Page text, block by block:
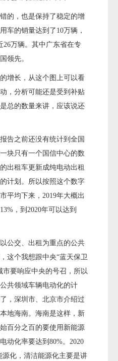
，也是保持了稳定的增
车的销量达到了10万辆，
26万辆。其中广东省在专
领先。
长，从这个图上可以看
，分析可能还是受到补贴
总的数量来讲，应该说还
之前还没有统计到全国
块只有一个国信中心的数
出租车更新成纯电动出租
计划。所以按照这个数字
平均下来，2019年大概出
，到2020年可以达到
交、出租为重点的公共
这个我想跟中央“蓝天保卫
要响应中央的号召，所以
共领域车辆电动化的计
，深圳市、北京市介绍过
地海南。海南是这样，新
百分之百的要使用新能源
动化率要达到80%。2020
源化，清洁能源化主要是讲